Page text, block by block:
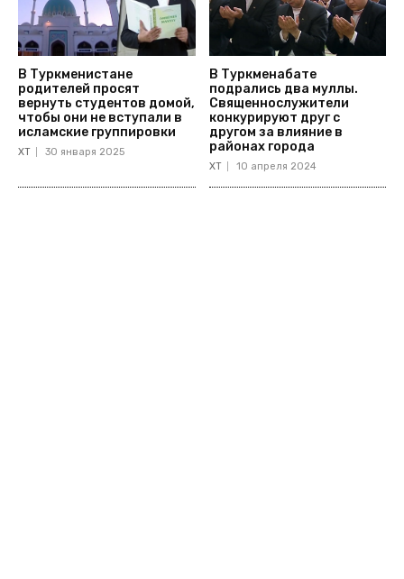
В Туркменистане
родителей просят
вернуть студентов домой,
чтобы они не вступали в
исламские группировки
ХТ 30 января 2025
В Туркменабате
подрались два муллы.
Священнослужители
конкурируют друг с
другом за влияние в
районах города
ХТ 10 апреля 2024